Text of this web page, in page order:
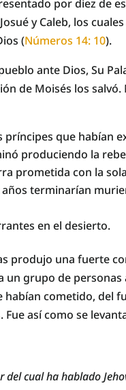
por diez de
y Caleb, los
(Números 14: 10).
ante Dios, Su
de Moisés los
príncipes que habían
produciendo la
prometida con la
terminarían
en el desierto.
produjo una fuerte
un grupo de
cometido, del
así como se
cual ha hablado